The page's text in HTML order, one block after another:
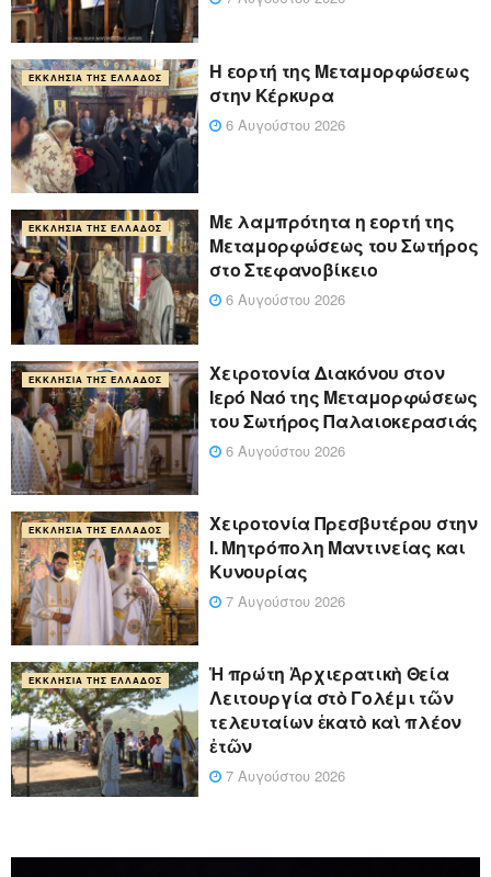
ΕΚΚΛΗΣΊΑ ΤΗΣ ΕΛΛΆΔΟΣ
Η εορτή της Μεταμορφώσεως
στην Κέρκυρα
6 Αυγούστου 2026
ΕΚΚΛΗΣΊΑ ΤΗΣ ΕΛΛΆΔΟΣ
Με λαμπρότητα η εορτή της
Μεταμορφώσεως του Σωτήρος
στο Στεφανοβίκειο
6 Αυγούστου 2026
ΕΚΚΛΗΣΊΑ ΤΗΣ ΕΛΛΆΔΟΣ
Χειροτονία Διακόνου στον
Ιερό Ναό της Μεταμορφώσεως
του Σωτήρος Παλαιοκερασιάς
6 Αυγούστου 2026
ΕΚΚΛΗΣΊΑ ΤΗΣ ΕΛΛΆΔΟΣ
Xειροτονία Πρεσβυτέρου στην
Ι. Μητρόπολη Μαντινείας και
Κυνουρίας
7 Αυγούστου 2026
ΕΚΚΛΗΣΊΑ ΤΗΣ ΕΛΛΆΔΟΣ
Ἡ πρώτη Ἀρχιερατικὴ Θεία
Λειτουργία στὸ Γολέμι τῶν
τελευταίων ἑκατὸ καὶ πλέον
ἐτῶν
7 Αυγούστου 2026